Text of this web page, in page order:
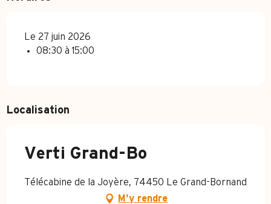
Le 27 juin 2026
08:30 à 15:00
Localisation
Verti Grand-Bo
Télécabine de la Joyère, 74450 Le Grand-Bornand
M'y rendre